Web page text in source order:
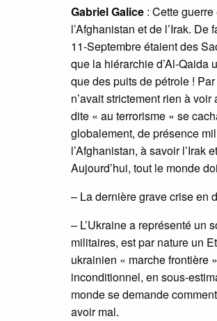
Gabriel Galice : Cette
l’Afghanistan et de l’Irak.
11-Septembre étaient des
que la hiérarchie d’Al-Qaida
que des puits de pétrole !
n’avait strictement rien à
dite « au terrorisme » se
globalement, de présence
l’Afghanistan, à savoir l’Irak
Aujourd’hui, tout le monde
– La dernière grave crise en
– L’Ukraine a représenté un
militaires, est par nature un
ukrainien « marche frontière
inconditionnel, en sous-
monde se demande
avoir mal.